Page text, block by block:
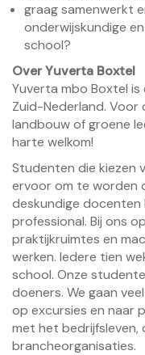
graag samenwerkt
onderwijskundige
school?
Over Yuverta Boxtel
Yuverta mbo Boxtel
Zuid-Nederland. Voor
landbouw of groene
harte welkom!
Studenten die kiezen
ervoor om te worden
deskundige
professional. Bij ons
praktijkruimtes en
werken. Iedere tien
school. Onze
doeners. We gaan
op excursies en naar
met het bedrijfsleven,
brancheorganisaties.